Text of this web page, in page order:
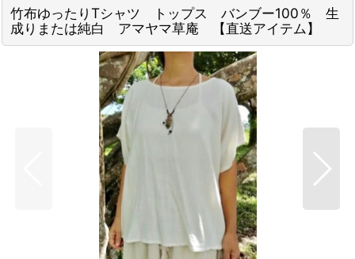
竹布ゆったりTシャツ トップス バンブー100％ 生
成りまたは純白 アマヤマ草庵 【直送アイテム】